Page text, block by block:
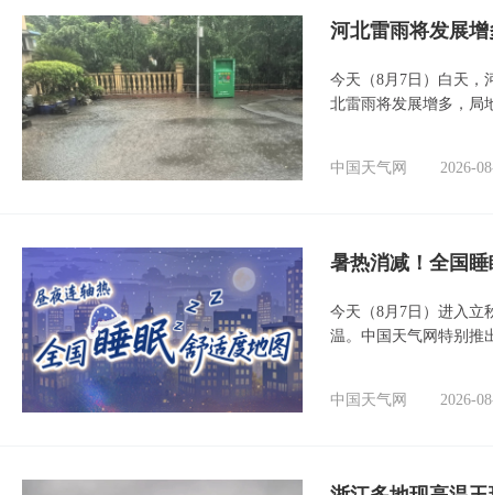
河北雷雨将发展
今天（8月7日）白天，
北雷雨将发展增多，局
中国天气网 2026-
暑热消减！全国
今天（8月7日）进入立
温。中国天气网特别推
中国天气网 2026-